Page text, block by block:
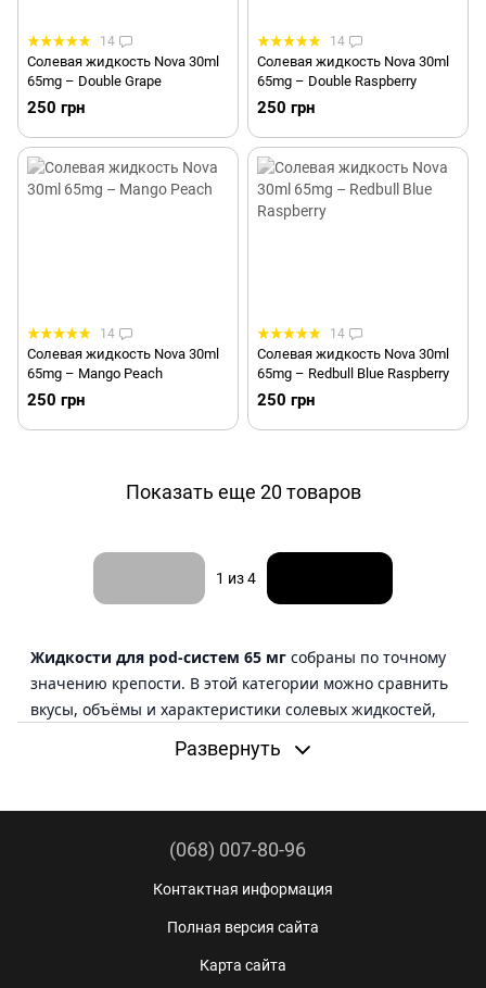
14
Солевая жидкость Nova 30ml
65mg – Double Grape
250 грн
14
Солевая жидкость Nova 30ml
65mg – Double Raspberry
250 грн
14
Солевая жидкость Nova 30ml
65mg – Mango Peach
250 грн
14
Солевая жидкость Nova 30ml
65mg – Redbull Blue Raspberry
250 грн
Показать еще 20 товаров
1 из 4
Жидкости для pod-систем 65 мг собраны по точному
значению крепости. В этой категории можно сравнить
вкусы, объёмы и характеристики солевых жидкостей,
65 mg для пода». Перед заказом важно проверить,
чтобы нужное значение было указано именно в
проверьте крепость 65 мг, затем
Развернуть
(068) 007-80-96
Контактная информация
Полная версия сайта
Карта сайта